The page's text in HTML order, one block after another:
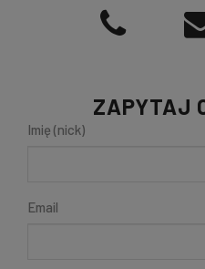
ZAPYTAJ
Imię (nick)
Email